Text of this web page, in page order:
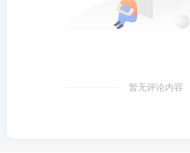
暂无评论内容